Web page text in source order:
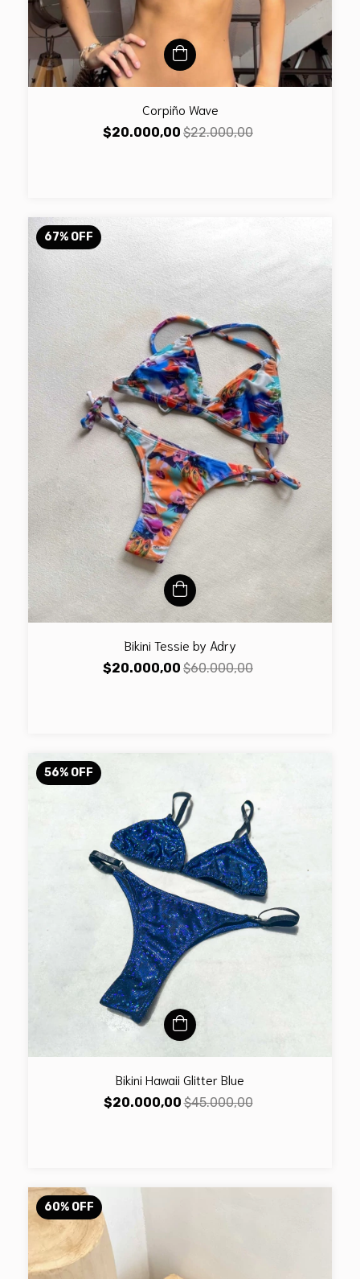
Corpiño Wave
$20.000,00 $22.000,00
67% OFF
Bikini Tessie by Adry
$20.000,00 $60.000,00
56% OFF
Bikini Hawaii Glitter Blue
$20.000,00$45.000,00
60% OFF